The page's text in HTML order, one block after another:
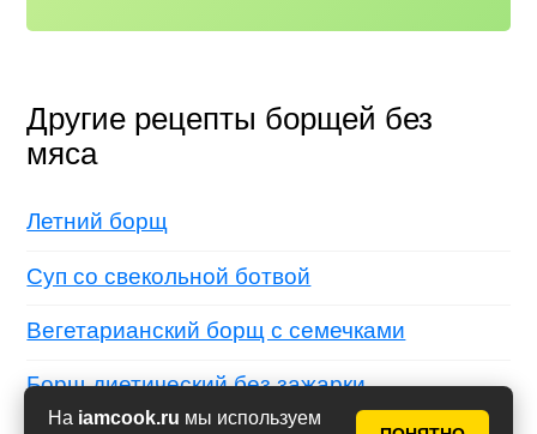
На iamcook.ru мы используем
Другие рецепты борщей без
мяса
Летний борщ
Суп со свекольной ботвой
Вегетарианский борщ с семечками
Борщ диетический без зажарки